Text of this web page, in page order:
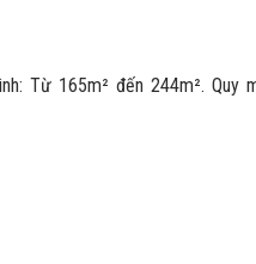
Từ 165m² đến 244m². Quy